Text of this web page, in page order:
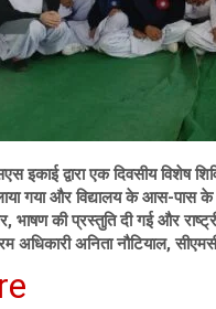
इकाई द्वारा एक दिवसीय विशेष
गया और विद्यालय के आस-पास
भाषण की प्रस्तुति दी गई और
अधिकारी अनिता नौटियाल,